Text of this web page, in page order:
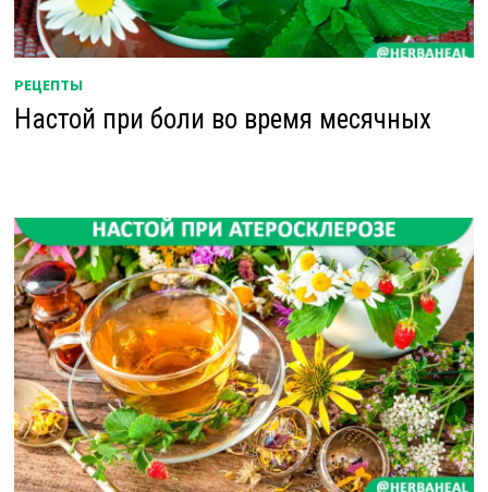
РЕЦЕПТЫ
Настой при боли во время месячных